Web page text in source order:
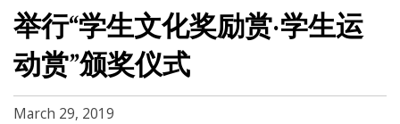
举行“学生文化奖励赏·学生运
动赏”颁奖仪式
March 29, 2019